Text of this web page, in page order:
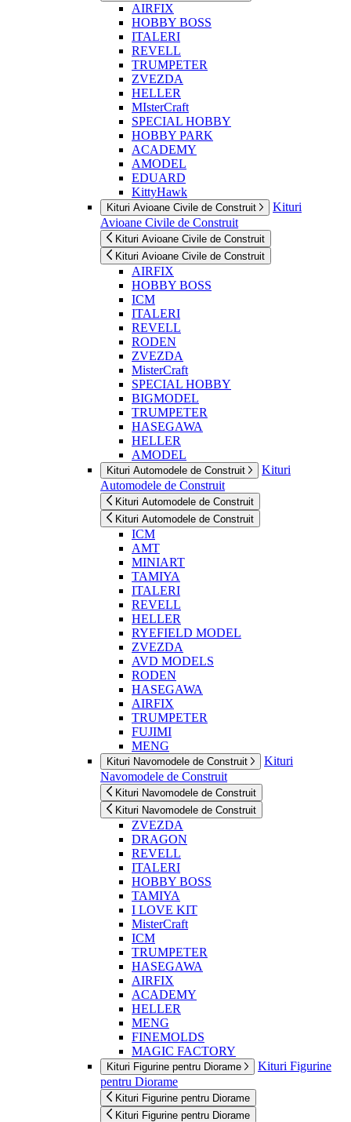
AIRFIX
HOBBY BOSS
ITALERI
REVELL
TRUMPETER
ZVEZDA
HELLER
MIsterCraft
SPECIAL HOBBY
HOBBY PARK
ACADEMY
AMODEL
EDUARD
KittyHawk
Kituri Avioane Civile de Construit
Kituri
Avioane Civile de Construit
Kituri Avioane Civile de Construit
Kituri Avioane Civile de Construit
AIRFIX
HOBBY BOSS
ICM
ITALERI
REVELL
RODEN
ZVEZDA
MisterCraft
SPECIAL HOBBY
BIGMODEL
TRUMPETER
HASEGAWA
HELLER
AMODEL
Kituri Automodele de Construit
Kituri
Automodele de Construit
Kituri Automodele de Construit
Kituri Automodele de Construit
ICM
AMT
MINIART
TAMIYA
ITALERI
REVELL
HELLER
RYEFIELD MODEL
ZVEZDA
AVD MODELS
RODEN
HASEGAWA
AIRFIX
TRUMPETER
FUJIMI
MENG
Kituri Navomodele de Construit
Kituri
Navomodele de Construit
Kituri Navomodele de Construit
Kituri Navomodele de Construit
ZVEZDA
DRAGON
REVELL
ITALERI
HOBBY BOSS
TAMIYA
I LOVE KIT
MisterCraft
ICM
TRUMPETER
HASEGAWA
AIRFIX
ACADEMY
HELLER
MENG
FINEMOLDS
MAGIC FACTORY
Kituri Figurine pentru Diorame
Kituri Figurine
pentru Diorame
Kituri Figurine pentru Diorame
Kituri Figurine pentru Diorame